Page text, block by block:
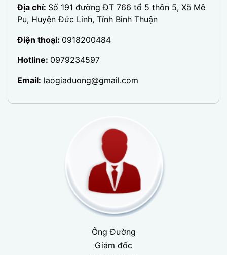
Địa chỉ: Số 191 đường ĐT 766 tổ 5 thôn 5, Xã Mê
Pu, Huyện Đức Linh, Tỉnh Bình Thuận
Điện thoại: 0918200484
Hotline: 0979234597
Email: laogiaduong@gmail.com
Ông Đường
Giám đốc